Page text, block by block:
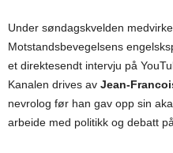
Under søndagskvelden
Motstandsbevegelsens
et direktesendt intervju på
Kanalen drives av Jean-
nevrolog før han gav opp sin
arbeide med politikk og debatt